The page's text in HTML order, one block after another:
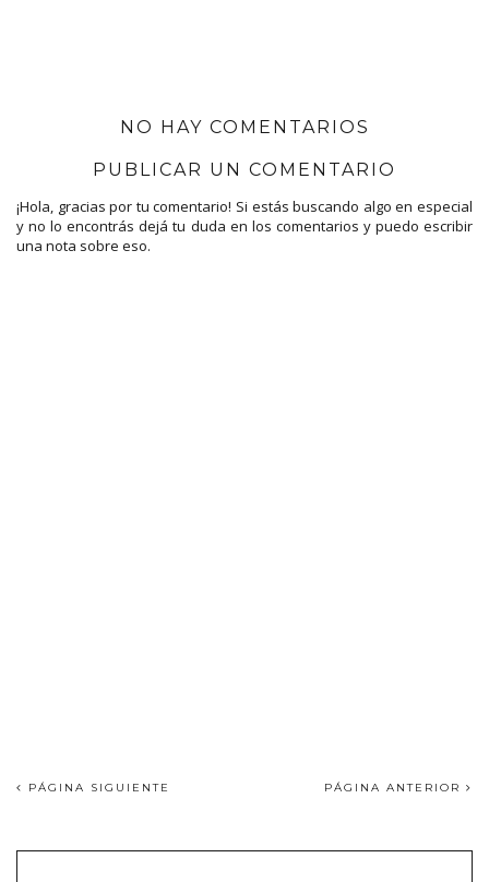
NO HAY COMENTARIOS
PUBLICAR UN COMENTARIO
¡Hola, gracias por tu comentario! Si estás buscando algo en especial
y no lo encontrás dejá tu duda en los comentarios y puedo escribir
una nota sobre eso.
PÁGINA SIGUIENTE PÁGINA ANTERIOR